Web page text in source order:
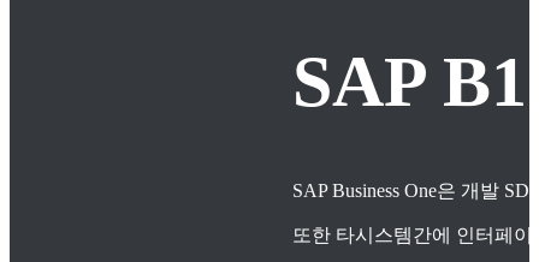
SAP
SAP Business One은 개발
또한 타시스템간에 인터페